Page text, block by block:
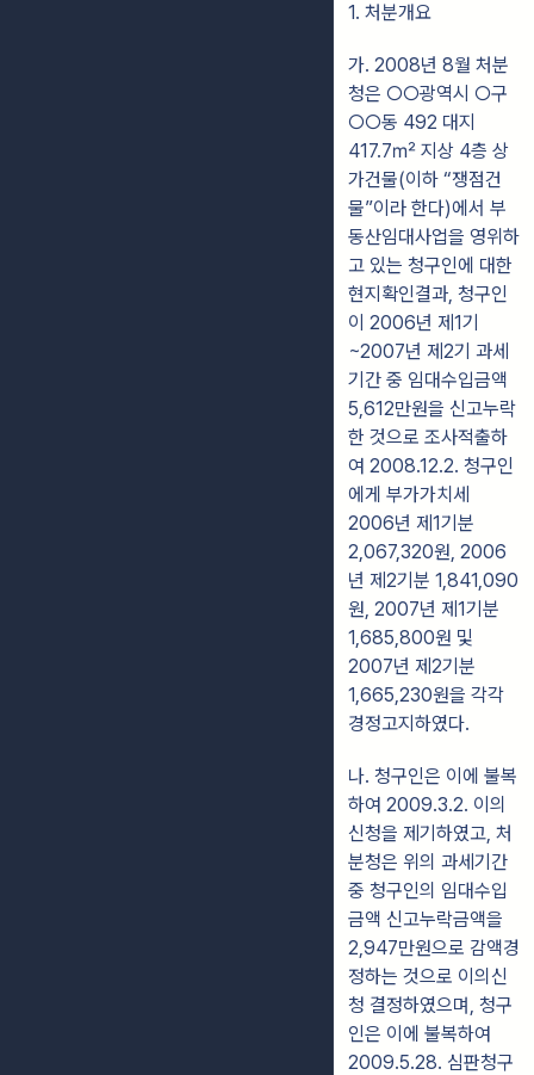
1. 처분개요
가. 2008년 8월 처분
청은 ○○광역시 ○구
○○동 492 대지
417.7㎡ 지상 4층 상
가건물(이하 “쟁점건
물”이라 한다)에서 부
동산임대사업을 영위하
고 있는 청구인에 대한
현지확인결과, 청구인
이 2006년 제1기
~2007년 제2기 과세
기간 중 임대수입금액
5,612만원을 신고누락
한 것으로 조사적출하
여 2008.12.2. 청구인
에게 부가가치세
2006년 제1기분
2,067,320원, 2006
년 제2기분 1,841,090
원, 2007년 제1기분
1,685,800원 및
2007년 제2기분
1,665,230원을 각각
경정고지하였다.
나. 청구인은 이에 불복
하여 2009.3.2. 이의
신청을 제기하였고, 처
분청은 위의 과세기간
중 청구인의 임대수입
금액 신고누락금액을
2,947만원으로 감액경
정하는 것으로 이의신
청 결정하였으며, 청구
인은 이에 불복하여
2009.5.28. 심판청구